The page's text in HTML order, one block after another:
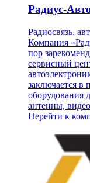
Радиус-
Радиосвязь,
Компания
пор
сервисный
заключается в
оборудования
антенны,
Перейти к